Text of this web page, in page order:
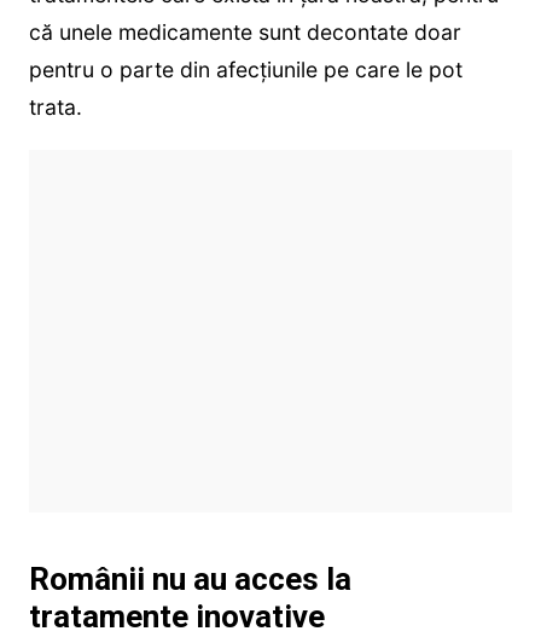
că unele medicamente sunt decontate doar
pentru o parte din afecțiunile pe care le pot
trata.
Românii nu au acces la
tratamente inovative